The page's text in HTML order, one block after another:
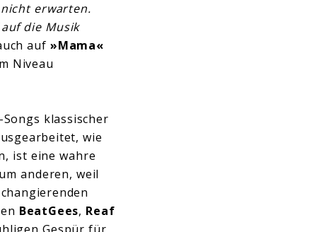
erwarten.
die Musik
auf»Mama«
Niveau
klassischer
wie
ist eine wahre
anderen, weil
BeatGees, Reaf